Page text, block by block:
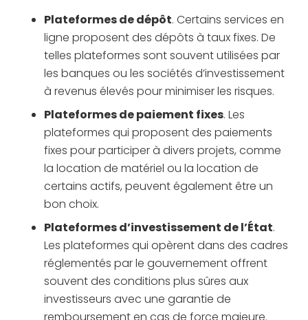
Plateformes de dépôt. Certains services en
ligne proposent des dépôts à taux fixes. De
telles plateformes sont souvent utilisées par
les banques ou les sociétés d’investissement
à revenus élevés pour minimiser les risques.
Plateformes de paiement fixes. Les
plateformes qui proposent des paiements
fixes pour participer à divers projets, comme
la location de matériel ou la location de
certains actifs, peuvent également être un
bon choix.
Plateformes d’investissement de l’État.
Les plateformes qui opèrent dans des cadres
réglementés par le gouvernement offrent
souvent des conditions plus sûres aux
investisseurs avec une garantie de